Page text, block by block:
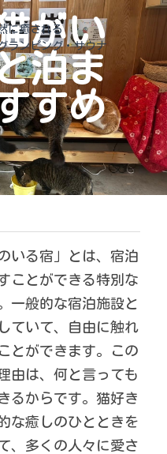
に癒される
ランピング・サウナ
がい
泊ま
すめ
いる宿」とは、宿泊
ことができる特別な
一般的な宿泊施設と
ていて、自由に触れ
とができます。この
由は、何と言っても
るからです。猫好き
な癒しのひとときを
、多くの人々に愛さ